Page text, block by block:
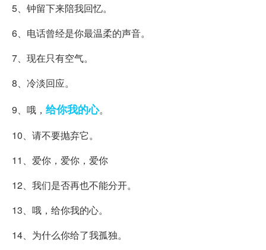
5、钟留下来陪我回忆。
6、电话曾经是你最温柔的声音。
7、现在只有空气。
8、冷淡回应。
9、哦， 给你我的心。
10、请不要抛弃它。
11、爱你，爱你，爱你
12、我们是否再也不能分开。
13、哦，给你我的心。
14、为什么你给了我孤独。